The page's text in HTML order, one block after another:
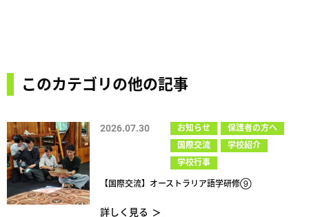
このカテゴリの他の記事
2026.07.30 お知らせ
保護者の方へ
国際交流
学校紹介
学校行事
【国際交流】オーストラリア語学研修⑨
詳しく見る